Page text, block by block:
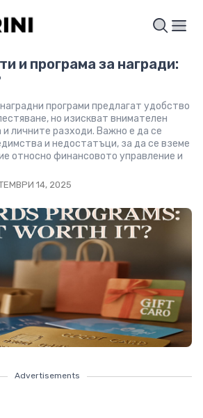
и програма за награди:
програми предлагат удобство
но изискват внимателен
и личните разходи. Важно е да се
и недостатъци, за да се вземе
относно финансовото управление и
14, 2025
Advertisements